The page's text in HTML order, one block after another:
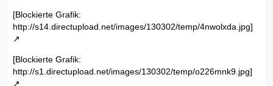
[Blockierte Grafik:
http://s14.directupload.net/images/130302/temp/4nwolxda.jpg]
[Blockierte Grafik:
http://s1.directupload.net/images/130302/temp/o226mnk9.jpg]